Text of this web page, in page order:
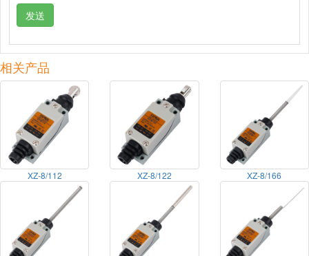
发送
相关产品
XZ-8/112 XZ-8/122 XZ-8/166